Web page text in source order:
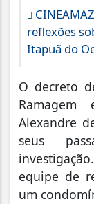
reflexões
Itapuã do
O decreto
Alexandre
seus
equipe de
um